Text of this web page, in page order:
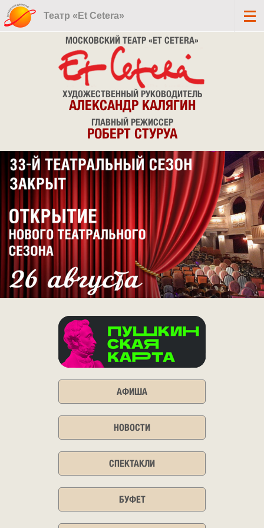
Театр «Et Cetera»
МОСКОВСКИЙ ТЕАТР «ET CETERA»
ХУДОЖЕСТВЕННЫЙ РУКОВОДИТЕЛЬ
АЛЕКСАНДР КАЛЯГИН
ГЛАВНЫЙ РЕЖИССЕР
РОБЕРТ СТУРУА
АФИША
НОВОСТИ
СПЕКТАКЛИ
БУФЕТ